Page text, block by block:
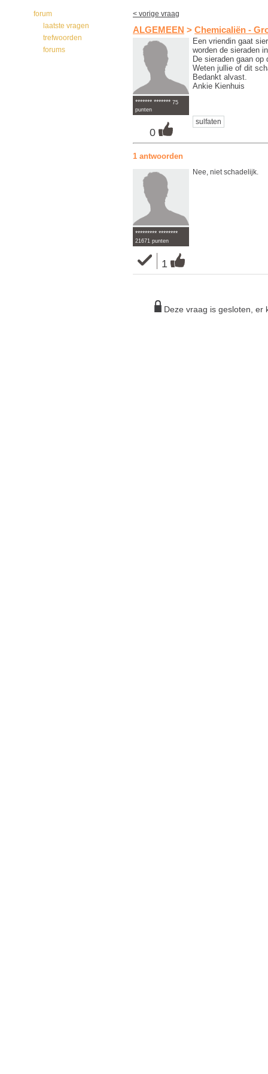
forum
laatste vragen
trefwoorden
forums
< vorige vraag
ALGEMEEN > Chemicaliën -
******* ******* 75
punten
0
Een vriendin gaat
worden de sieraden
De sieraden gaan op
Weten jullie of dit
Bedankt alvast.
Ankie Kienhuis
sulfaten
1 antwoorden
********* ********
21671 punten
1
Nee, niet schadelijk.
Deze vraag is gesloten, er